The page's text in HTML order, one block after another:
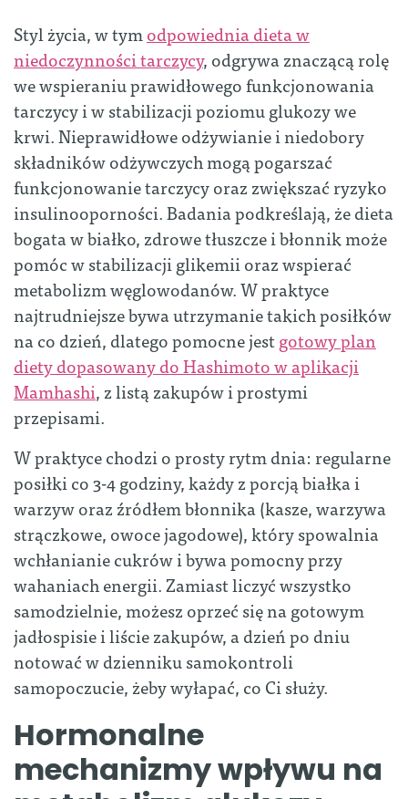
Styl życia, w tymodpowiednia dieta w
niedoczynności tarczycy, odgrywa znaczącą rolę
we wspieraniu prawidłowego funkcjonowania
tarczycy i w stabilizacji poziomu glukozy we
krwi. Nieprawidłowe odżywianie i niedobory
składników odżywczych mogą pogarszać
funkcjonowanie tarczycy oraz zwiększać ryzyko
insulinooporności. Badania podkreślają, że dieta
bogata w białko, zdrowe tłuszcze i błonnik może
pomóc w stabilizacji glikemii oraz wspierać
metabolizm węglowodanów. W praktyce
najtrudniejsze bywa utrzymanie takich posiłków
na co dzień, dlatego pomocne jestgotowy plan
diety dopasowany do Hashimoto w aplikacji
Mamhashi, z listą zakupów i prostymi
przepisami.
W praktyce chodzi o prosty rytm dnia: regularne
posiłki co 3-4 godziny, każdy z porcją białka i
warzyw oraz źródłem błonnika (kasze, warzywa
strączkowe, owoce jagodowe), który spowalnia
wchłanianie cukrów i bywa pomocny przy
wahaniach energii. Zamiast liczyć wszystko
samodzielnie, możesz oprzeć się na gotowym
jadłospisie i liście zakupów, a dzień po dniu
notować w dzienniku samokontroli
samopoczucie, żeby wyłapać, co Ci służy.
Hormonalne
mechanizmy wpływu na